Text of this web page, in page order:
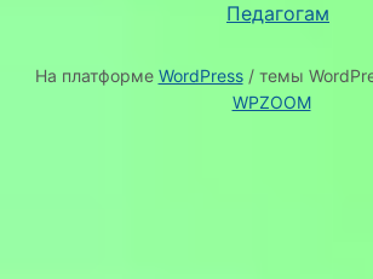
Педагогам
На платформе WordPress/ темы
WPZOOM